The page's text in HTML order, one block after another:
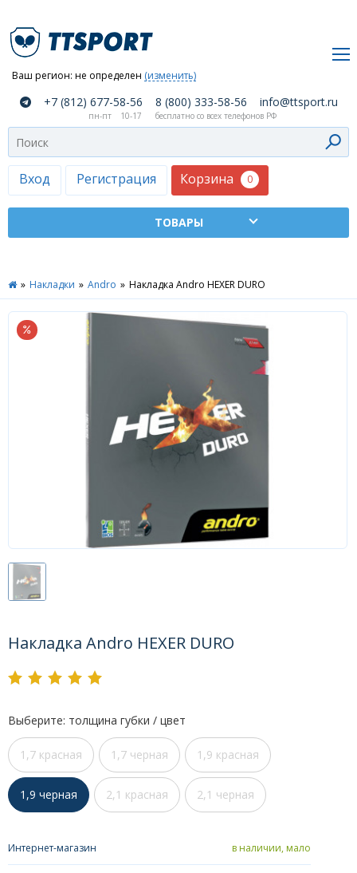
Ваш регион: не определен (изменить)
Вход Регистрация Корзина 0
компании
Как
сделать
заказ
Оплата
доставка
Москва
Дилеры
+7 (812) 677-58-56 8 (800) 333-58-56 info@ttsport.ru
пн-пт 10-17 бесплатно со всех телефонов РФ
» Накладки » Andro » Накладка Andro HEXER DURO
Накладка Andro HEXER DURO
Выберите: толщина губки / цвет
1,7 красная 1,7 черная 1,9 красная
1,9 черная 2,1 красная 2,1 черная
Интернет-магазин в наличии, мало